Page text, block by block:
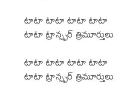
టాటా టాటా టాటా టాటా
టాటా ట్రాన్స్ఫర్ త్రిమూర్తులు
టాటా టాటా టాటా టాటా
టాటా ట్రాన్స్ఫర్ త్రిమూర్తులు